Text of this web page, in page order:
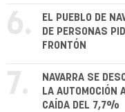
6.
EL PUEBLO DE
DE PERSONAS
FRONTÓN
7.
NAVARRA SE
LA AUTOMOCIÓN
CAÍDA DEL 7,7%